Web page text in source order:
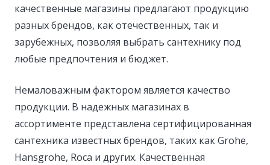
качественные магазины предлагают продукцию
разных брендов, как отечественных, так и
зарубежных, позволяя выбрать сантехнику под
любые предпочтения и бюджет.
Немаловажным фактором является качество
продукции. В надежных магазинах в
ассортименте представлена сертифицированная
сантехника известных брендов, таких как Grohe,
Hansgrohe, Roca и других. Качественная